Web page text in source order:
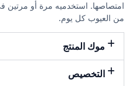
امتصاصها. استخدميه مرة أو مرتين
من العيوب كل يوم.
موك المنتج
التخصيص